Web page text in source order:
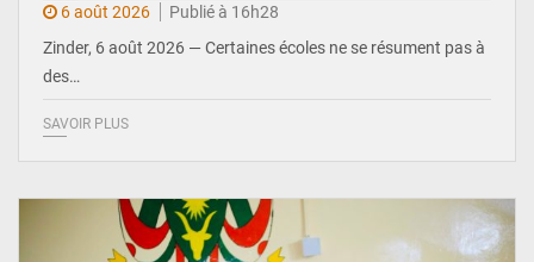
6 août 2026
Publié à 16h28
Zinder, 6 août 2026 — Certaines écoles ne se résument pas à
des…
SAVOIR PLUS